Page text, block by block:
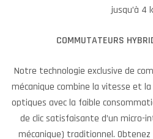
jusqu’à 4
COMMUTATEURS
Notre technologie exclusive de
mécanique combine la vitesse et
optiques avec la faible
de clic satisfaisante d’un micro-
mécanique) traditionnel.